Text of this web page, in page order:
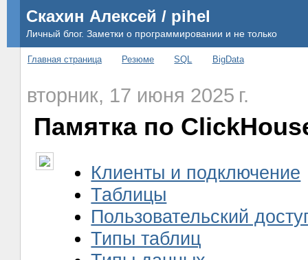
Скахин Алексей / pihel
Личный блог. Заметки о программировании и не только
Главная страница Резюме SQL BigData
вторник, 17 июня 2025 г.
Памятка по
Клиенты и подключение
Таблицы
Пользовательский
Типы таблиц